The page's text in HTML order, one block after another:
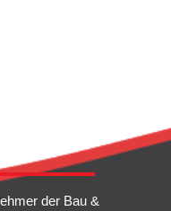
der Bau &